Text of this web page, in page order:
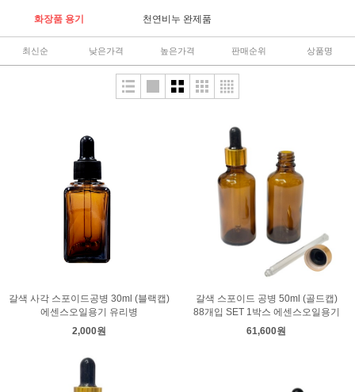
화장품 용기 천연비누 완제품
최신순 낮은가격 높은가격 판매순위 상품명
갈색 사각 스포이드공병 30ml (블랙캡)
에센스오일용기 유리병
2,000원
갈색 스포이드 공병 50ml (골드캡)
88개입 SET 1박스 에센스오일용기
61,600원